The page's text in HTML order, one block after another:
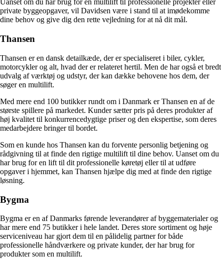
Uanset om du har brug for en multilift til professionelle projekter eller
private byggeopgaver, vil Davidsen være i stand til at imødekomme
dine behov og give dig den rette vejledning for at nå dit mål.
Thansen
Thansen er en dansk detailkæde, der er specialiseret i biler, cykler,
motorcykler og alt, hvad der er relateret hertil. Men de har også et bredt
udvalg af værktøj og udstyr, der kan dække behovene hos dem, der
søger en multilift.
Med mere end 100 butikker rundt om i Danmark er Thansen en af de
største spillere på markedet. Kunder sætter pris på deres produkter af
høj kvalitet til konkurrencedygtige priser og den ekspertise, som deres
medarbejdere bringer til bordet.
Som en kunde hos Thansen kan du forvente personlig betjening og
rådgivning til at finde den rigtige multilift til dine behov. Uanset om du
har brug for en lift til dit professionelle køretøj eller til at udføre
opgaver i hjemmet, kan Thansen hjælpe dig med at finde den rigtige
løsning.
Bygma
Bygma er en af Danmarks førende leverandører af byggematerialer og
har mere end 75 butikker i hele landet. Deres store sortiment og høje
serviceniveau har gjort dem til en pålidelig partner for både
professionelle håndværkere og private kunder, der har brug for
produkter som en multilift.